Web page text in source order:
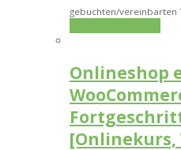
gebuchten/vereinbarten
Onlineshop
[Onlinekurs,